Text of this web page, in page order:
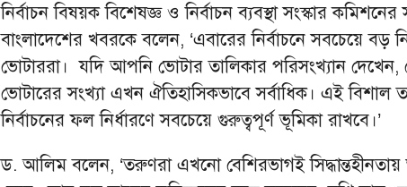
নির্বাচন বিষয়ক বিশেষজ্ঞ ও নির্বাচন ব্যবস্থা সংস্কার
বাংলাদেশের খবরকে বলেন, ‘এবারের নির্বাচনে সবচেয়ে বড়
ভোটাররা। যদি আপনি ভোটার তালিকার পরিসংখ্যান
ভোটারের সংখ্যা এখন ঐতিহাসিকভাবে সর্বাধিক। এই বিশাল
নির্বাচনের ফল নির্ধারণে সবচেয়ে গুরুত্বপূর্ণ ভূমিকা রাখবে।’
ড. আলিম বলেন, ‘তরুণরা এখনো বেশিরভাগই